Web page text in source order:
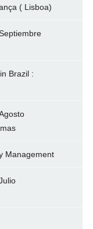
( Lisboa)
Brazil :
Management